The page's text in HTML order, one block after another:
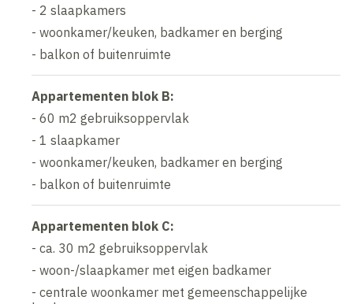
- 2 slaapkamers
- woonkamer/keuken, badkamer en berging
- balkon of buitenruimte
Appartementen blok B:
- 60 m2 gebruiksoppervlak
- 1 slaapkamer
- woonkamer/keuken, badkamer en berging
- balkon of buitenruimte
Appartementen blok C:
- ca. 30 m2 gebruiksoppervlak
- woon-/slaapkamer met eigen badkamer
- centrale woonkamer met gemeenschappelijke